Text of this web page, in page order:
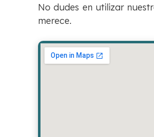
No dudes en utilizar
merece.